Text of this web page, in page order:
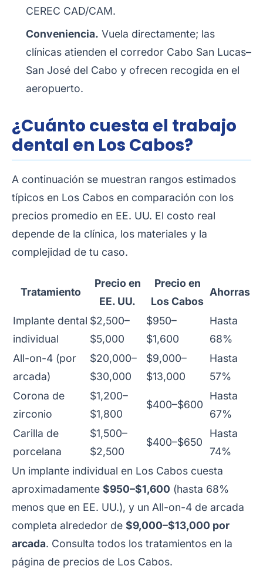
CEREC CAD/CAM.
Conveniencia. Vuela directamente; las
clínicas atienden el corredor Cabo San Lucas–
San José del Cabo y ofrecen recogida en el
aeropuerto.
¿Cuánto cuesta el trabajo
dental en Los Cabos?
A continuación se muestran rangos estimados
típicos en Los Cabos en comparación con los
precios promedio en EE. UU. El costo real
depende de la clínica, los materiales y la
complejidad de tu caso.
Tratamiento
Precio en
EE. UU.
Precio en
Los Cabos
Ahorras
Implante dental
individual
$2,500–
$5,000
$950–
$1,600
Hasta
68%
All-on-4 (por
arcada)
$20,000–
$30,000
$9,000–
$13,000
Hasta
57%
Corona de
zirconio
$1,200–
$1,800
$400–$600
Hasta
67%
Carilla de
porcelana
$1,500–
$2,500
$400–$650
Hasta
74%
Un implante individual en Los Cabos cuesta
aproximadamente $950–$1,600 (hasta 68%
menos que en EE. UU.), y un All-on-4 de arcada
completa alrededor de $9,000–$13,000 por
arcada. Consulta todos los tratamientos en la
página de precios de Los Cabos.